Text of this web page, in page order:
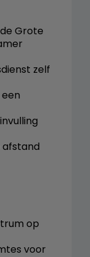
Grote
zelf
afstand
op
voor